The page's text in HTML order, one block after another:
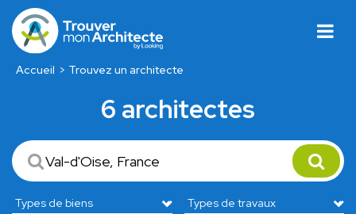
Accueil Trouvez un architecte
6 architectes